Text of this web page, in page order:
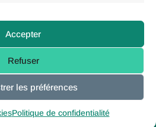
Accepter
Refuser
les préférences
Politique de confidentialité
légales
de confidentialité